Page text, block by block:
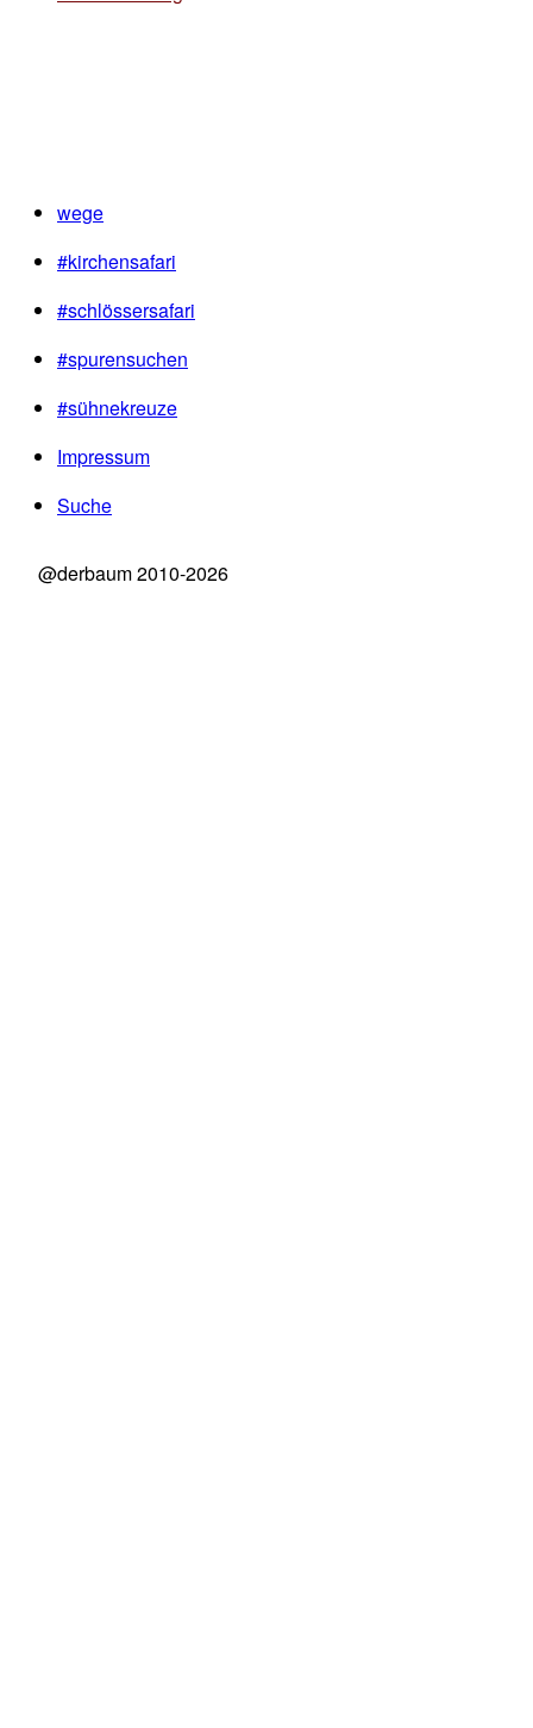
wege
#kirchensafari
#schlössersafari
#spurensuchen
#sühnekreuze
Impressum
Suche
@derbaum 2010-2026